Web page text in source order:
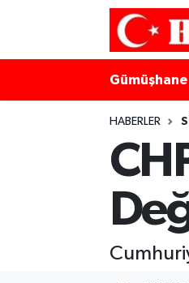
Gümüşhane
HABERLER
Merkez Hava Durumu
Merkez Trafik
Süper Lig Puan
Son Dakika Haberleri